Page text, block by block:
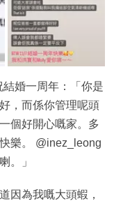
婚一周年：「你是
，而係你管理呢頭
個好開心嘅家。多
樂。 @inez_leong
。」
因為我嘅大頭蝦，